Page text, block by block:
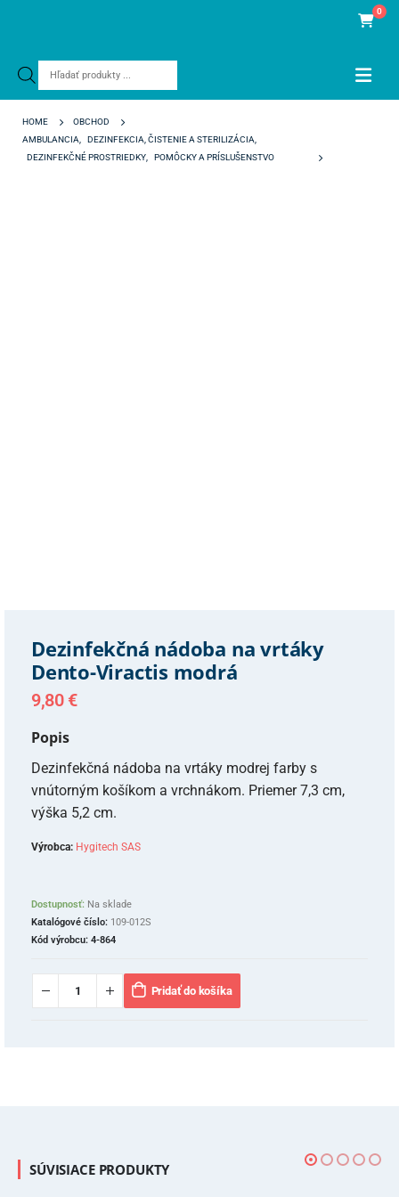
Products
0
HOME
OBCHOD
AMBULANCIA
DEZINFEKCIA, ČISTENIE A STERILIZÁCIA
DEZINFEKČNÉ PROSTRIEDKY
POMÔCKY A PRÍSLUŠENSTVO
Dezinfekčná nádoba na vrtáky
Dento-Viractis modrá
9,80 €
Popis
Dezinfekčná nádoba na vrtáky modrej farby s
vnútorným košíkom a vrchnákom. Priemer 7,3 cm,
výška 5,2 cm.
Výrobca: Hygitech SAS
Dostupnosť: Na sklade
Katalógové číslo: 109-012S
Kód výrobcu: 4-864
Pridať do košíka
SÚVISIACE PRODUKTY